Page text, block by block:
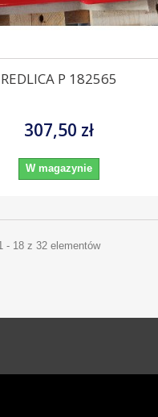
REDLICA P 182565
307,50 zł
W magazynie
- 18 z 32 elementów